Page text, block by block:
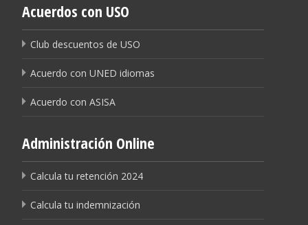
Acuerdos con USO
Club descuentos de USO
Acuerdo con UNED idiomas
Acuerdo con ASISA
Administración Online
Calcula tu retención 2024
Calcula tu indemnización